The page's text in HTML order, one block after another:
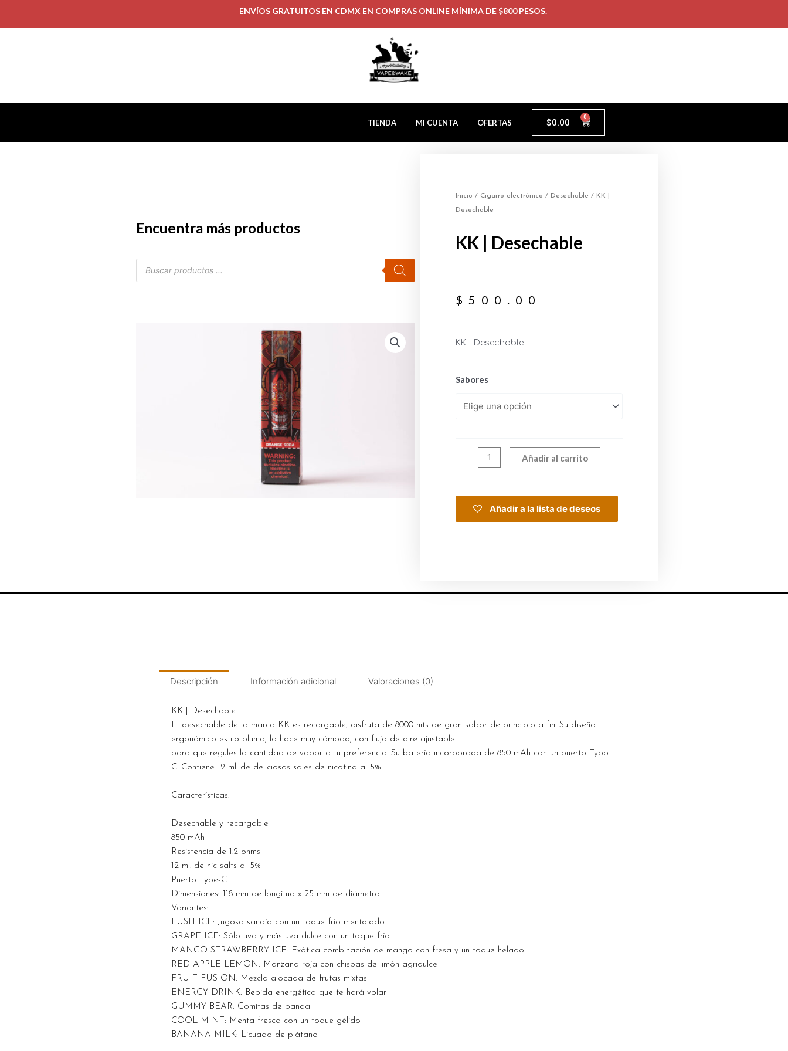
ENVÍOS GRATUITOS EN CDMX EN COMPRAS ONLINE MÍNIMA DE $800 PESOS.
TIENDA MI CUENTA OFERTAS $0.00 0
Encuentra más productos
Inicio / Cigarro electrónico / Desechable / KK |
Desechable
KK | Desechable
$ 500.00
KK | Desechable
Sabores
Añadir al carrito
Añadir a la lista de deseos
Descripción Información adicional Valoraciones (0)
KK | Desechable
El desechable de la marca KK es recargable, disfruta de 8000 hits de gran sabor de principio a fin. Su diseño
ergonómico estilo pluma, lo hace muy cómodo, con flujo de aire ajustable
para que regules la cantidad de vapor a tu preferencia. Su batería incorporada de 850 mAh con un puerto Typo-
C. Contiene 12 ml. de deliciosas sales de nicotina al 5%.
Características:
Desechable y recargable
850 mAh
Resistencia de 1.2 ohms
12 ml. de nic salts al 5%
Puerto Type-C
Dimensiones: 118 mm de longitud x 25 mm de diámetro
Variantes:
LUSH ICE: Jugosa sandía con un toque frío mentolado
GRAPE ICE: Sólo uva y más uva dulce con un toque frío
MANGO STRAWBERRY ICE: Exótica combinación de mango con fresa y un toque helado
RED APPLE LEMON: Manzana roja con chispas de limón agridulce
FRUIT FUSION: Mezcla alocada de frutas mixtas
ENERGY DRINK: Bebida energética que te hará volar
GUMMY BEAR: Gomitas de panda
COOL MINT: Menta fresca con un toque gélido
BANANA MILK: Licuado de plátano